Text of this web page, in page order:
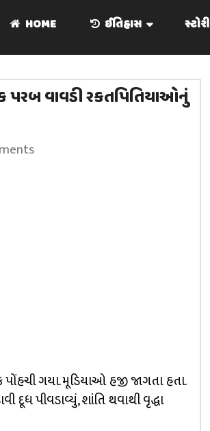
HOME ઈતિહાસ સ્ટોરી
પરબ વાવડી રકતપિતિયાઓનું
ગયા. મૂડિયાઓ હજી જાગતા હતા.
દૂધ પીવડાવ્યું, શાંતિ થવાથી વૃદ્ધા